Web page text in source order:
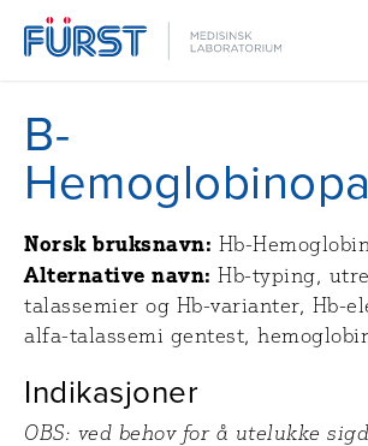
B-
Norsk bruksnavn: Hb-
Alternative navn:Hb-typing,
talassemier og Hb-varianter, Hb-
alfa-talassemi gentest,
Indikasjoner
OBS: ved behov for å utelukke